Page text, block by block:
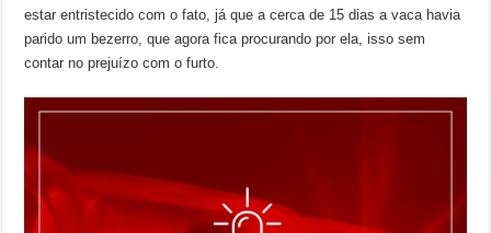
estar entristecido com o fato, já que a cerca de 15 dias a vaca havia
parido um bezerro, que agora fica procurando por ela, isso sem
contar no prejuízo com o furto.